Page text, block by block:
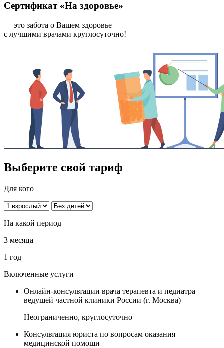
Сертификат «На здоровье»
— это забота о Вашем здоровье
с лучшими врачами круглосуточно!
Выберите свой тариф
Для кого
На какой период
3 месяца
1 год
Включенные услуги
Онлайн-консультации врача терапевта и педиатра
ведущей частной клиники России (г. Москва)
Неограниченно, круглосуточно
Консультация юриста по вопросам оказания
медицинской помощи